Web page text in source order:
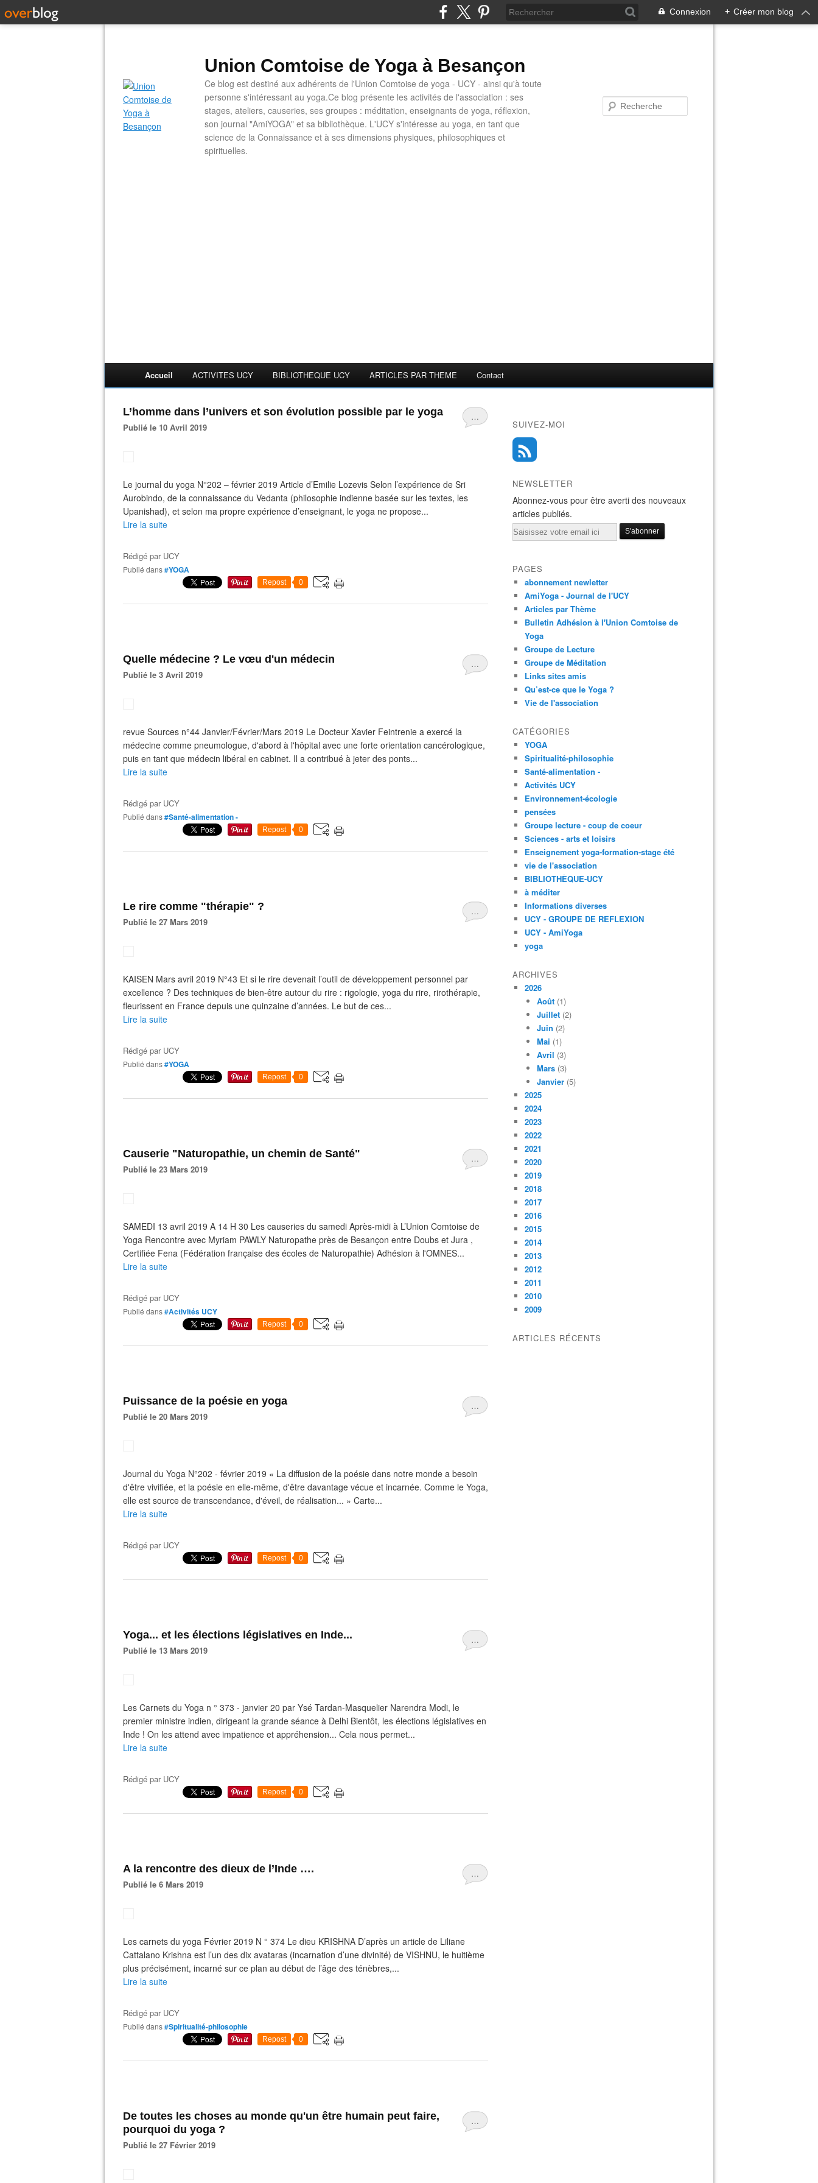
Connexion + Créer mon blog
Union Comtoise de Yoga à Besançon
Ce blog est destiné aux adhérents de l'Union Comtoise de yoga - UCY - ainsi qu'à toute
personne s'intéressant au yoga.Ce blog présente les activités de l'association : ses
stages, ateliers, causeries, ses groupes : méditation, enseignants de yoga, réflexion,
son journal "AmiYOGA" et sa bibliothèque. L'UCY s'intéresse au yoga, en tant que
science de la Connaissance et à ses dimensions physiques, philosophiques et
spirituelles.
Accueil ACTIVITES UCY BIBLIOTHEQUE UCY ARTICLES PAR THEME Contact
…
L’homme dans l’univers et son évolution possible par le yoga
Publié le 10 Avril 2019
Le journal du yoga N°202 – février 2019 Article d’Emilie Lozevis Selon l’expérience de Sri
Aurobindo, de la connaissance du Vedanta (philosophie indienne basée sur les textes, les
Upanishad), et selon ma propre expérience d’enseignant, le yoga ne propose...
Lire la suite
Rédigé par UCY
Publié dans#YOGA
Repost 0
…
Quelle médecine ? Le vœu d'un médecin
Publié le 3 Avril 2019
revue Sources n°44 Janvier/Février/Mars 2019 Le Docteur Xavier Feintrenie a exercé la
médecine comme pneumologue, d'abord à l'hôpital avec une forte orientation cancérologique,
puis en tant que médecin libéral en cabinet. Il a contribué à jeter des ponts...
Lire la suite
Rédigé par UCY
Publié dans#Santé-alimentation -
Repost 0
…
Le rire comme "thérapie" ?
Publié le 27 Mars 2019
KAISEN Mars avril 2019 N°43 Et si le rire devenait l’outil de développement personnel par
excellence ? Des techniques de bien-être autour du rire : rigologie, yoga du rire, rirothérapie,
fleurissent en France depuis une quinzaine d’années. Le but de ces...
Lire la suite
Rédigé par UCY
Publié dans#YOGA
Repost 0
…
Causerie "Naturopathie, un chemin de Santé"
Publié le 23 Mars 2019
SAMEDI 13 avril 2019 A 14 H 30 Les causeries du samedi Après-midi à L’Union Comtoise de
Yoga Rencontre avec Myriam PAWLY Naturopathe près de Besançon entre Doubs et Jura ,
Certifiée Fena (Fédération française des écoles de Naturopathie) Adhésion à l'OMNES...
Lire la suite
Rédigé par UCY
Publié dans#Activités UCY
Repost 0
…
Puissance de la poésie en yoga
Publié le 20 Mars 2019
Journal du Yoga N°202 - février 2019 « La diffusion de la poésie dans notre monde a besoin
d'être vivifiée, et la poésie en elle-même, d'être davantage vécue et incarnée. Comme le Yoga,
elle est source de transcendance, d'éveil, de réalisation... » Carte...
Lire la suite
Rédigé par UCY
Repost 0
…
Yoga... et les élections législatives en Inde...
Publié le 13 Mars 2019
Les Carnets du Yoga n ° 373 - janvier 20 par Ysé Tardan-Masquelier Narendra Modi, le
premier ministre indien, dirigeant la grande séance à Delhi Bientôt, les élections législatives en
Inde ! On les attend avec impatience et appréhension... Cela nous permet...
Lire la suite
Rédigé par UCY
Repost 0
…
A la rencontre des dieux de l’Inde ….
Publié le 6 Mars 2019
Les carnets du yoga Février 2019 N ° 374 Le dieu KRISHNA D’après un article de Liliane
Cattalano Krishna est l’un des dix avataras (incarnation d’une divinité) de VISHNU, le huitième
plus précisément, incarné sur ce plan au début de l’âge des ténèbres,...
Lire la suite
Rédigé par UCY
Publié dans#Spiritualité-philosophie
Repost 0
…
De toutes les choses au monde qu'un être humain peut faire,
pourquoi du yoga ?
Publié le 27 Février 2019
SUIVEZ-MOI
NEWSLETTER
Abonnez-vous pour être averti des nouveaux
articles publiés.
Email
PAGES
abonnement newletter
AmiYoga - Journal de l'UCY
Articles par Thème
Bulletin Adhésion à l'Union Comtoise de
Yoga
Groupe de Lecture
Groupe de Méditation
Links sites amis
Qu’est-ce que le Yoga ?
Vie de l'association
CATÉGORIES
YOGA
Spiritualité-philosophie
Santé-alimentation -
Activités UCY
Environnement-écologie
pensées
Groupe lecture - coup de coeur
Sciences - arts et loisirs
Enseignement yoga-formation-stage été
vie de l'association
BIBLIOTHÈQUE-UCY
à méditer
Informations diverses
UCY - GROUPE DE REFLEXION
UCY - AmiYoga
yoga
ARCHIVES
2026
Août (1)
Juillet (2)
Juin (2)
Mai (1)
Avril (3)
Mars (3)
Janvier (5)
2025
2024
2023
2022
2021
2020
2019
2018
2017
2016
2015
2014
2013
2012
2011
2010
2009
ARTICLES RÉCENTS